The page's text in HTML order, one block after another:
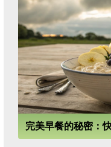
完美早餐的秘密：